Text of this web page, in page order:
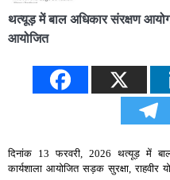
थत्यूड़ में बाल अधिकार संरक्षण आयोग
आयोजित
दिनांक 13 फरवरी, 2026 थत्यूड़ में
कार्यशाला आयोजित सड़क सुरक्षा, राहवीर